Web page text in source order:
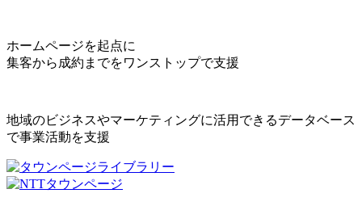
ホームページを起点に
集客から成約までをワンストップで支援
地域のビジネスやマーケティングに活用できるデータベース
で事業活動を支援